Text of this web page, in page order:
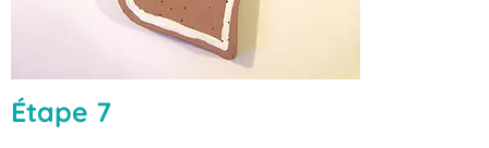
Étape 7